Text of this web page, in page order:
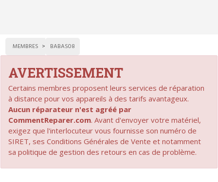
MEMBRES BABAS08
AVERTISSEMENT
Certains membres proposent leurs services de réparation
à distance pour vos appareils à des tarifs avantageux.
Aucun réparateur n'est agréé par
CommentReparer.com. Avant d'envoyer votre matériel,
exigez que l'interlocuteur vous fournisse son numéro de
SIRET, ses Conditions Générales de Vente et notamment
sa politique de gestion des retours en cas de problème.